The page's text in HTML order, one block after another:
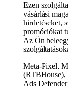
Ezen
vásárlási
hirdetéseket,
promóciókat
Az Ön
Meta-Pixel,
(RTBHouse),
Ads Defender